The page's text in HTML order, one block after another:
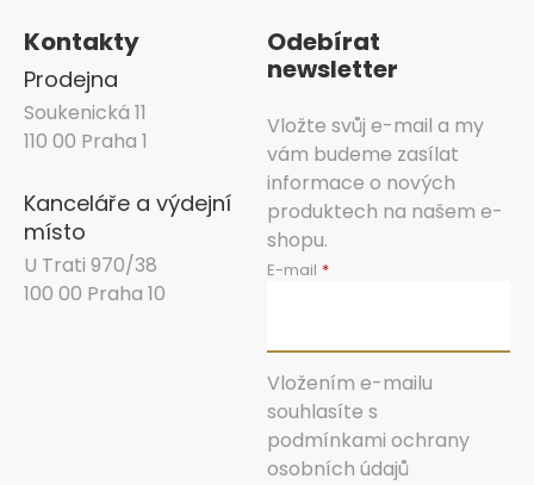
Kontakty
Prodejna
Soukenická 11
110 00 Praha 1
Kanceláře a výdejní
místo
U Trati 970/38
100 00 Praha 10
Odebírat
newsletter
Vložte svůj e-mail a my
vám budeme zasílat
informace o nových
produktech na našem e-
shopu.
E-mail
Vložením e-mailu
souhlasíte s
podmínkami ochrany
osobních údajů